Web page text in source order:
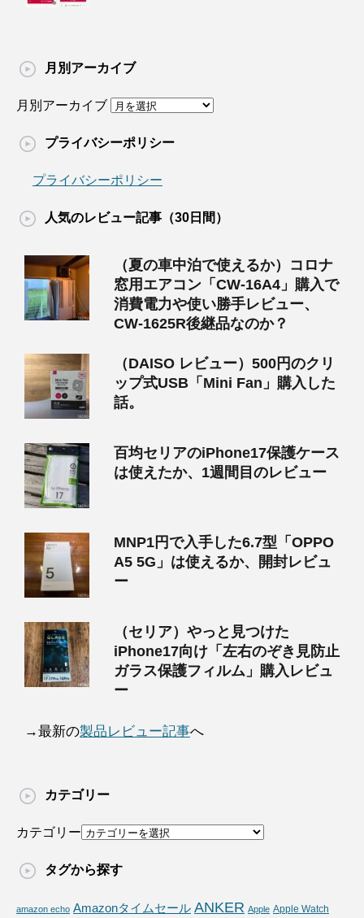
月別アーカイブ
月別アーカイブ
プライバシーポリシー
プライバシーポリシー
人気のレビュー記事（30日間）
（夏の車中泊で使えるか）コロナ
窓用エアコン「CW-16A4」購入で
消費電力や使い勝手レビュー、
CW-1625R後継品なのか？
（DAISO レビュー）500円のクリ
ップ式USB「Mini Fan」購入した
話。
百均セリアのiPhone17保護ケース
は使えたか、1週間目のレビュー
MNP1円で入手した6.7型「OPPO
A5 5G」は使えるか、開封レビュ
ー
（セリア）やっと見つけた
iPhone17向け「左右のぞき見防止
ガラス保護フィルム」購入レビュ
ー
→最新の製品レビュー記事へ
カテゴリー
カテゴリー
タグから探す
amazon echo Amazonタイムセール ANKER Apple Apple Watch